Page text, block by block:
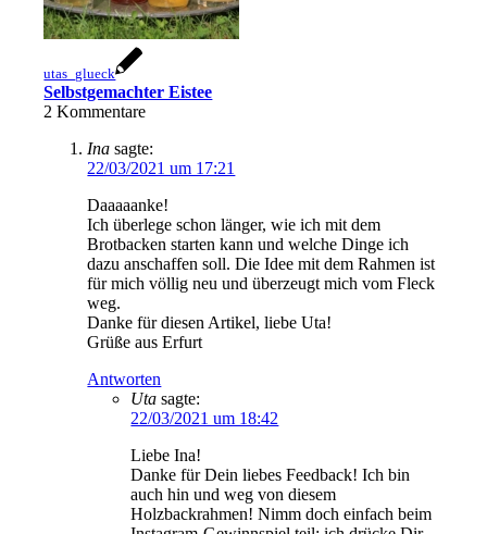
utas_glueck
Selbstgemachter Eistee
2 Kommentare
Ina sagte:
22/03/2021 um 17:21
Daaaaanke!
Ich überlege schon länger, wie ich mit dem
Brotbacken starten kann und welche Dinge ich
dazu anschaffen soll. Die Idee mit dem Rahmen ist
für mich völlig neu und überzeugt mich vom Fleck
weg.
Danke für diesen Artikel, liebe Uta!
Grüße aus Erfurt
Antworten
Uta sagte:
22/03/2021 um 18:42
Liebe Ina!
Danke für Dein liebes Feedback! Ich bin
auch hin und weg von diesem
Holzbackrahmen! Nimm doch einfach beim